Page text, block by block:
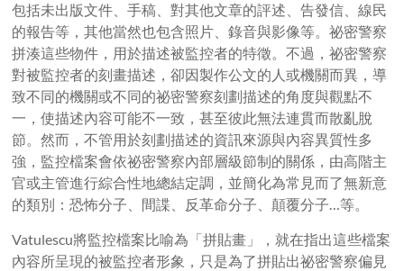
包括未出版文件、手稿、對其他文章的評述、告發信、線民
的報告等，其他當然也包含照片、錄音與影像等。祕密警察
拼湊這些物件，用於描述被監控者的特徵。不過，祕密警察
對被監控者的刻畫描述，卻因製作公文的人或機關而異，導
致不同的機關或不同的祕密警察刻劃描述的角度與觀點不
一，使描述內容可能不一致，甚至彼此無法連貫而散亂脫
節。然而，不管用於刻劃描述的資訊來源與內容異質性多
強，監控檔案會依祕密警察內部層級節制的關係，由高階主
官或主管進行綜合性地總結定調，並簡化為常見而了無新意
的類別：恐怖分子、間諜、反革命分子、顛覆分子…等。
Vatulescu將監控檔案比喻為「拼貼畫」，就在指出這些檔案
內容所呈現的被監控者形象，只是為了拼貼出祕密警察偏見